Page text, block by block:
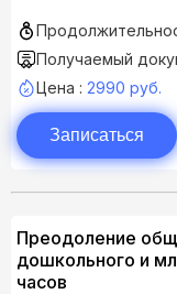
Получаемый
Цена : 2990 руб.
Записаться
Преодоление
дошкольного и
часов